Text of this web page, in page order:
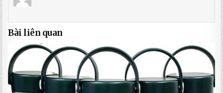
Bài liên quan